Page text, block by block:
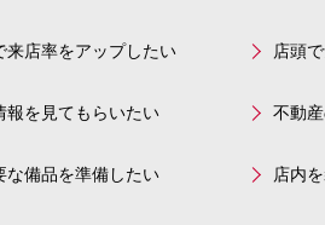
来店率をアップしたい 店頭
報を見てもらいたい 不動
な備品を準備したい 店内